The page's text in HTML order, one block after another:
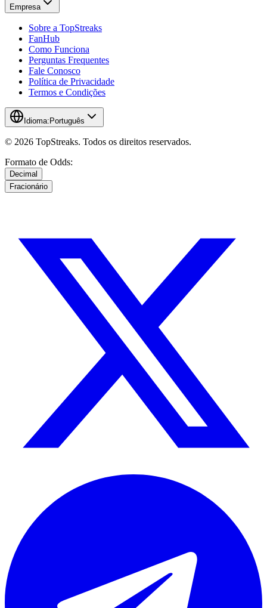
Empresa
Sobre a TopStreaks
FanHub
Como Funciona
Perguntas Frequentes
Fale Conosco
Política de Privacidade
Termos e Condições
Idioma:Português
© 2026 TopStreaks. Todos os direitos reservados.
Formato de Odds:
Decimal
Fracionário